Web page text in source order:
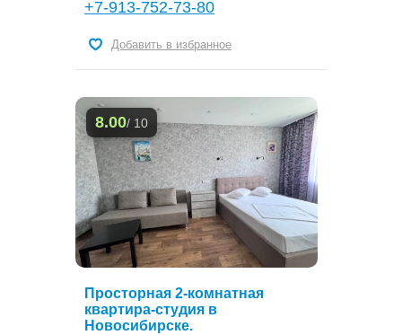
+7-913-752-73-80
Добавить в избранное
8.00/ 10
Просторная 2-комнатная
квартира-студия в
Новосибирске.